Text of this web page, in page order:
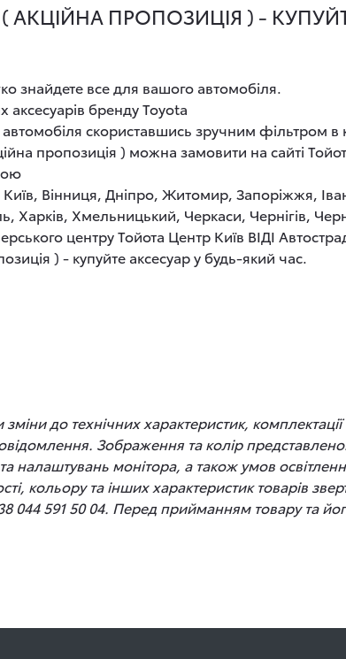
АКЦІЙНА ПРОПОЗИЦІЯ ) -
знайдете все для вашого автомобіля.
аксесуарів бренду Toyota
скориставшись зручним фільтром в
пропозиція ) можна замовити на сайті
Київ, Вінниця, Дніпро, Житомир, Запоріжжя,
Харків, Хмельницький, Черкаси, Чернігів,
центру Тойота Центр Київ ВІДІ
) - купуйте аксесуар у будь-який час.
до технічних характеристик,
Зображення та колір
та налаштувань монітора, а також умов
кольору та інших характеристик товарів
044 591 50 04. Перед прийманням товару та